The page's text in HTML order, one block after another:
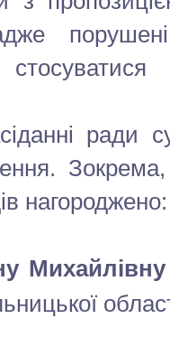
ради
нагороджено:
Михайлівну